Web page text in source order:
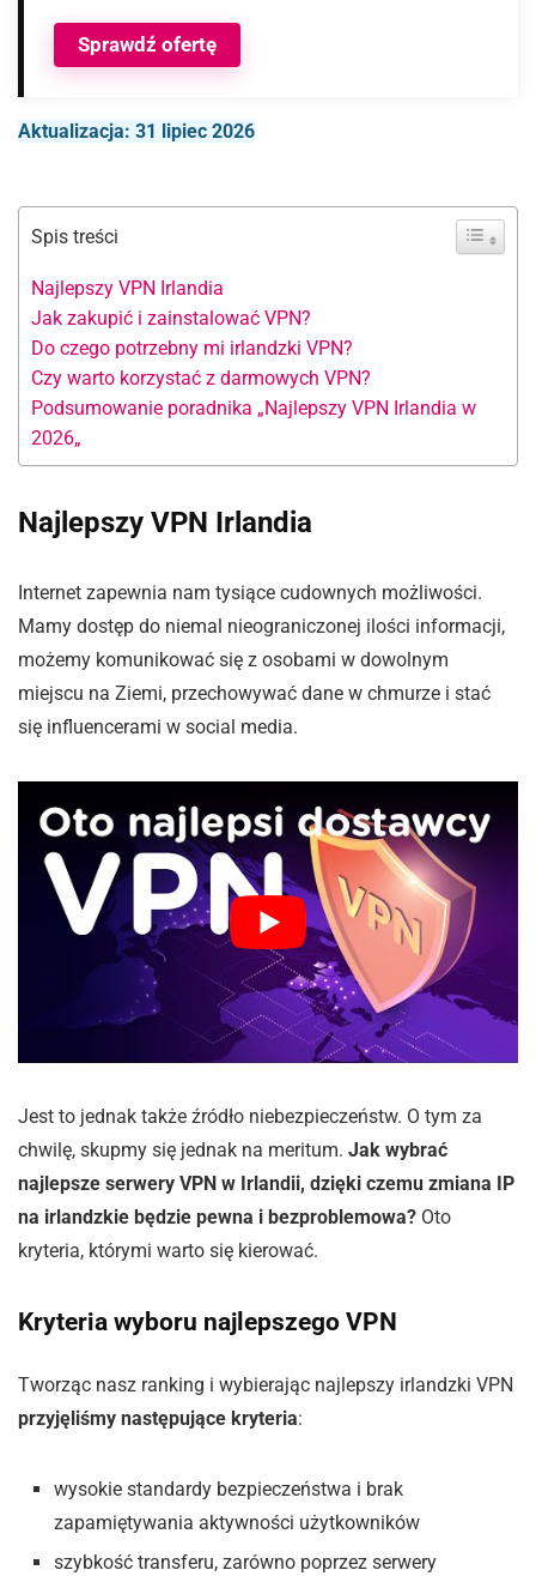
Sprawdź ofertę
Aktualizacja: 31 lipiec 2026
Spis treści
Najlepszy VPN Irlandia
Jak zakupić i zainstalować VPN?
Do czego potrzebny mi irlandzki VPN?
Czy warto korzystać z darmowych VPN?
Podsumowanie poradnika „Najlepszy VPN Irlandia w
2026„
Najlepszy VPN Irlandia
Internet zapewnia nam tysiące cudownych możliwości.
Mamy dostęp do niemal nieograniczonej ilości informacji,
możemy komunikować się z osobami w dowolnym
miejscu na Ziemi, przechowywać dane w chmurze i stać
się influencerami w social media.
Jest to jednak także źródło niebezpieczeństw. O tym za
chwilę, skupmy się jednak na meritum. Jak wybrać
najlepsze serwery VPN w Irlandii, dzięki czemu zmiana IP
na irlandzkie będzie pewna i bezproblemowa? Oto
kryteria, którymi warto się kierować.
Kryteria wyboru najlepszego VPN
Tworząc nasz ranking i wybierając najlepszy irlandzki VPN
przyjęliśmy następujące kryteria:
wysokie standardy bezpieczeństwa i brak
zapamiętywania aktywności użytkowników
szybkość transferu, zarówno poprzez serwery